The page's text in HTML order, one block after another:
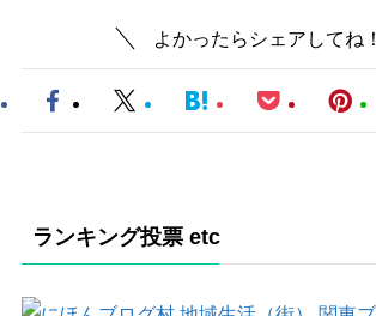
よかったらシェアしてね！
ランキング投票 etc